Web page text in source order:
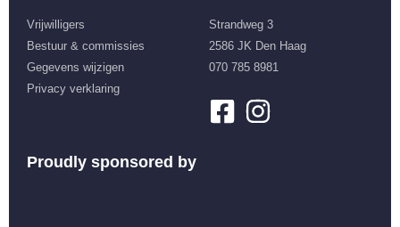
Vrijwilligers
Bestuur & commissies
Gegevens wijzigen
Privacy verklaring
Strandweg 3
2586 JK Den Haag
070 785 8981
Proudly sponsored by